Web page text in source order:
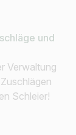
und
Verwaltung
Schleier!